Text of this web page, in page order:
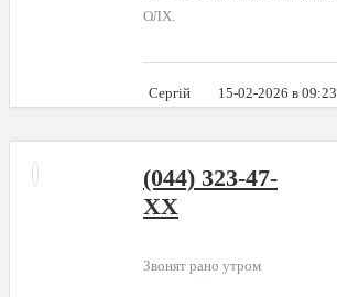
ОЛХ.
Сергій 15-02-2026 в 09:23
(044) 323-47-
XX
Звонят рано утром